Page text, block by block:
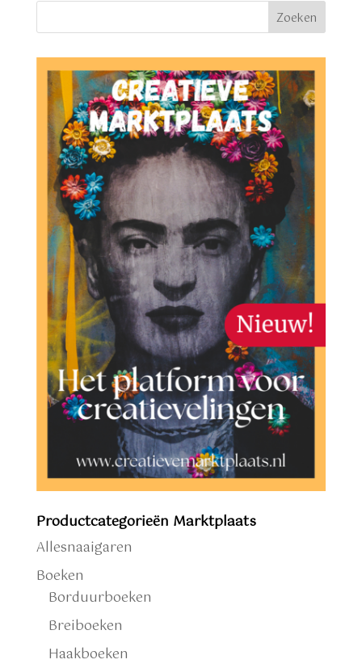
Zoeken
Productcategorieën Marktplaats
Allesnaaigaren
Boeken
Borduurboeken
Breiboeken
Haakboeken